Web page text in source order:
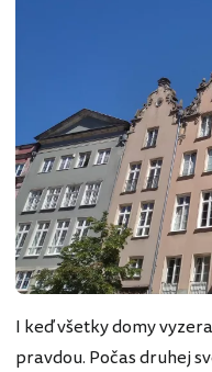
I keď všetky domy
pravdou. Počas druhej